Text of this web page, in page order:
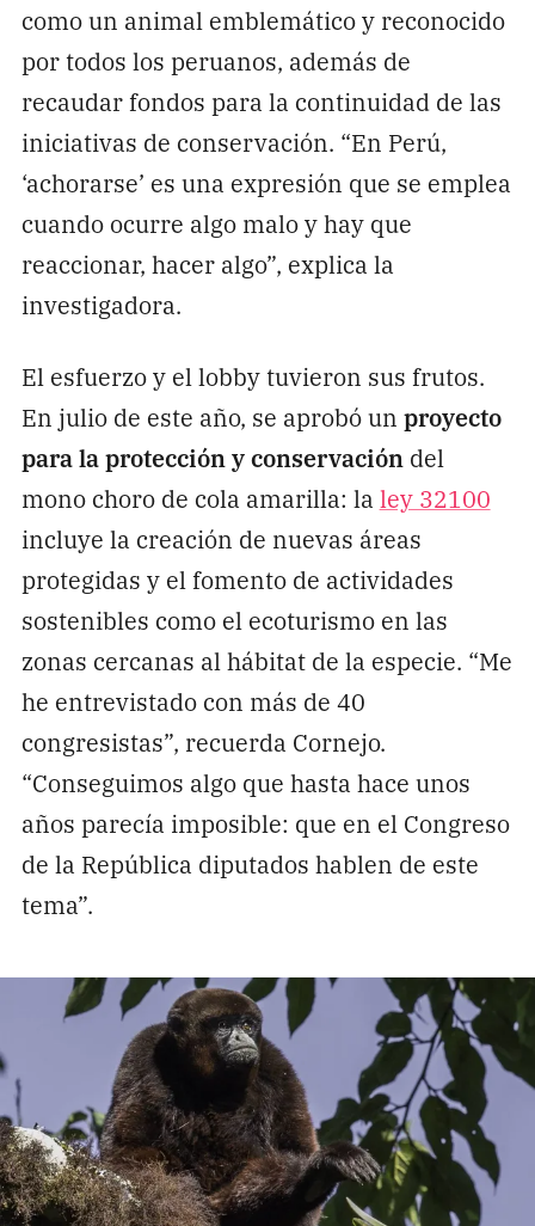
como un animal emblemático y reconocido
por todos los peruanos, además de
recaudar fondos para la continuidad de las
iniciativas de conservación. “En Perú,
‘achorarse’ es una expresión que se emplea
cuando ocurre algo malo y hay que
reaccionar, hacer algo”, explica la
investigadora.
El esfuerzo y el lobby tuvieron sus frutos.
En julio de este año, se aprobó un proyecto
para la protección y conservacióndel
mono choro de cola amarilla: la ley 32100
incluye la creación de nuevas áreas
protegidas y el fomento de actividades
sostenibles como el ecoturismo en las
zonas cercanas al hábitat de la especie. “Me
he entrevistado con más de 40
congresistas”, recuerda Cornejo.
“Conseguimos algo que hasta hace unos
años parecía imposible: que en el Congreso
de la República diputados hablen de este
tema”.